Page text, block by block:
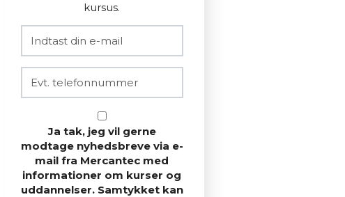
kursus.
Ja tak, jeg vil gerne
modtage nyhedsbreve via e-
mail fra Mercantec med
informationer om kurser og
uddannelser. Samtykket kan